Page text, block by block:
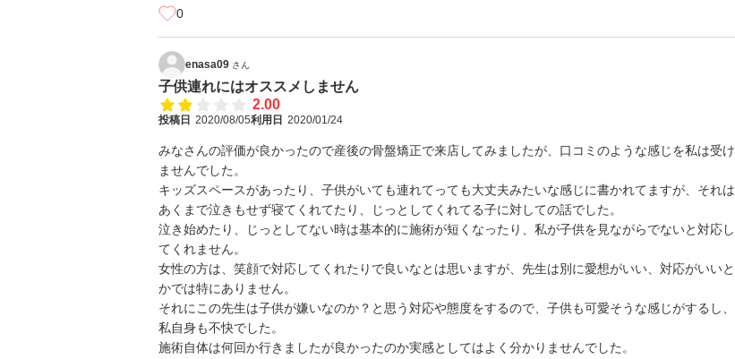
0
enasa09 さん
子供連れにはオススメしません
2.00
投稿日 2020/08/05利用日 2020/01/24
みなさんの評価が良かったので産後の骨盤矯正で来店してみましたが、口コミのような感じを私は受け
ませんでした。
キッズスペースがあったり、子供がいても連れてっても大丈夫みたいな感じに書かれてますが、それは
あくまで泣きもせず寝てくれてたり、じっとしてくれてる子に対しての話でした。
泣き始めたり、じっとしてない時は基本的に施術が短くなったり、私が子供を見ながらでないと対応し
てくれません。
女性の方は、笑顔で対応してくれたりで良いなとは思いますが、先生は別に愛想がいい、対応がいいと
かでは特にありません。
それにこの先生は子供が嫌いなのか？と思う対応や態度をするので、子供も可愛そうな感じがするし、
私自身も不快でした。
施術自体は何回か行きましたが良かったのか実感としてはよく分かりませんでした。